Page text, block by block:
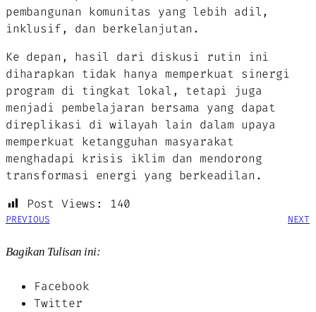
pembangunan komunitas yang lebih adil,
inklusif, dan berkelanjutan.
Ke depan, hasil dari diskusi rutin ini
diharapkan tidak hanya memperkuat sinergi
program di tingkat lokal, tetapi juga
menjadi pembelajaran bersama yang dapat
direplikasi di wilayah lain dalam upaya
memperkuat ketangguhan masyarakat
menghadapi krisis iklim dan mendorong
transformasi energi yang berkeadilan.
Post Views:
140
PREVIOUS NEXT
Bagikan Tulisan ini:
Facebook
Twitter